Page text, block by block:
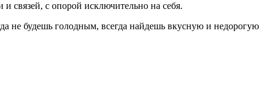
связей, с опорой исключительно на себя.
не будешь голодным, всегда найдешь вкусную и недорогую